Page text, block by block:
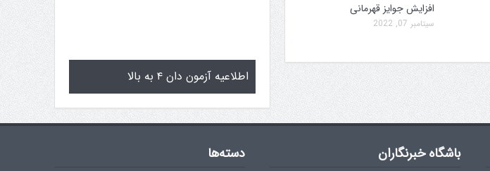
افزایش جوایز قهرمانی
سپتامبر 07, 2022
تمرینات اطلاعیه آزمون دان ۴ به بالا تولد کایچو سن سی گوگن یاماگوچی
باشگاه خبرنگاران دسته‌ها